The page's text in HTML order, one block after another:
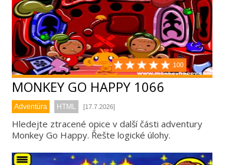
100
MONKEY GO HAPPY 1066
Adventúra HTML [17.7.2026]
Hledejte ztracené opice v další části adventury
Monkey Go Happy. Řešte logické úlohy.